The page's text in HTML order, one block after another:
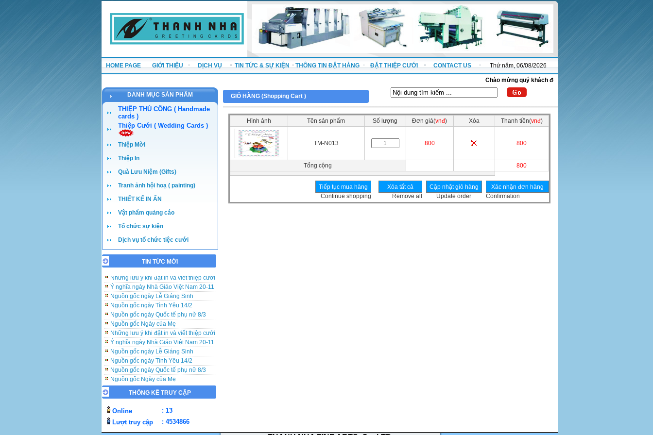
HOME PAGE GIỚI THIỆU DỊCH VỤ TIN TỨC & SỰ KIỆN THÔNG TIN ĐẶT HÀNG ĐẶT THIỆP CƯỚI CONTACT US Thứ năm, 06/08/2026
Chào mừng quý khách đến với website thanhnha.com !
DANH MỤC SẢN PHẨM
THIỆP THỦ CÔNG ( Handmade
cards )
Thiệp Cưới ( Wedding Cards )
Thiệp Mời
Thiệp In
Quà Lưu Niệm (Gifts)
Tranh ảnh hội hoạ ( painting)
THIẾT KẾ IN ẤN
Vật phẩm quảng cáo
Tổ chức sự kiện
Dịch vụ tổ chức tiệc cưới
TIN TỨC MỚI
Những lưu ý khi đặt in và viết thiệp cưới
Ý nghĩa ngày Nhà Giáo Việt Nam 20-11
Nguồn gốc ngày Lễ Giáng Sinh
Nguồn gốc ngày Tình Yêu 14/2
Nguồn gốc ngày Quốc tế phụ nữ 8/3
Nguồn gốc Ngày của Mẹ
Những lưu ý khi đặt in và viết thiệp cưới
Ý nghĩa ngày Nhà Giáo Việt Nam 20-11
Nguồn gốc ngày Lễ Giáng Sinh
Nguồn gốc ngày Tình Yêu 14/2
Nguồn gốc ngày Quốc tế phụ nữ 8/3
Nguồn gốc Ngày của Mẹ
Những lưu ý khi đặt in và viết thiệp cưới
Ý nghĩa ngày Nhà Giáo Việt Nam 20-11
Nguồn gốc ngày Tình Yêu 14/2
Nguồn gốc ngày Quốc tế phụ nữ 8/3
Nguồn gốc Ngày của Mẹ
THỐNG KÊ TRUY CẬP
Online
: 13
Lượt truy cập
: 4534866
GIỎ HÀNG (Shopping Cart )
Hình ảnh Tên sản phẩm Số lượng Đơn giá(vnđ) Xóa Thanh tiền(vnđ)
TM-N013 800 800
Tổng cộng 800
Continue shopping Remove all Update order Confirmation